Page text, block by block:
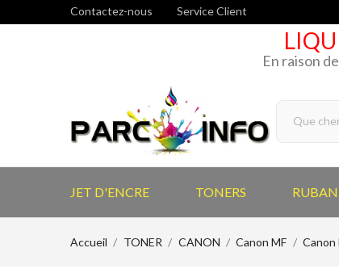
Contactez-nous Service Client
En raison
JET D'ENCRE TONERS
Accueil TONER CANON Canon MF Canon